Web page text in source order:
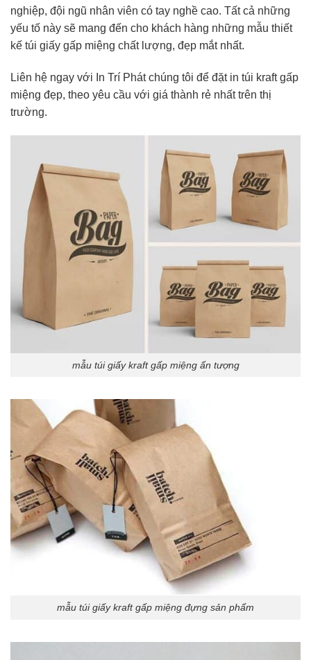
nghiệp, đội ngũ nhân viên có tay nghề cao. Tất cả những
yếu tố này sẽ mang đến cho khách hàng những mẫu thiết
kế túi giấy gấp miệng chất lượng, đẹp mắt nhất.
Liên hệ ngay với In Trí Phát chúng tôi để đặt in túi kraft gấp
miệng đẹp, theo yêu cầu với giá thành rẻ nhất trên thị
trường.
mẫu túi giấy kraft gấp miệng ấn tượng
mẫu túi giấy kraft gấp miệng đựng sản phẩm